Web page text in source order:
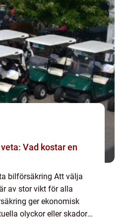
Vad kostar en
bilförsäkring Att välja
av stor vikt för alla
ger ekonomisk
olyckor eller skador